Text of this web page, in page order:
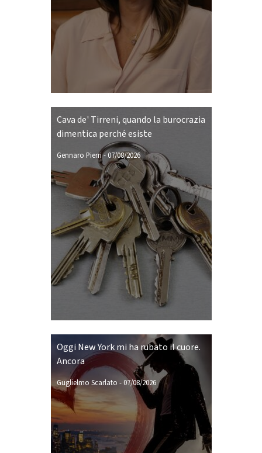
Cava de' Tirreni, quando la burocrazia
dimentica perché esiste
Gennaro Pierri- 07/08/2026
Oggi New York mi ha rubato il cuore.
Ancora
Guglielmo Scarlato -07/08/2026